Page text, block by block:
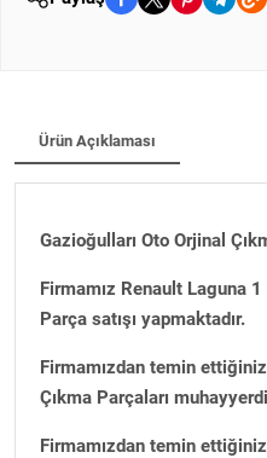
Ürün Açıklaması
Gazioğulları Oto Orjinal
Firmamız Renault Laguna
Parça satışı yapmaktadır.
Firmamızdan temin
Çıkma Parçaları
Firmamızdan temin